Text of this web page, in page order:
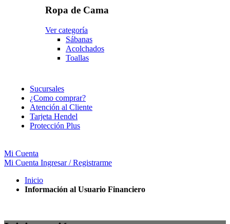
Ropa de Cama
Ver categoría
Sábanas
Acolchados
Toallas
Sucursales
¿Como comprar?
Atención al Cliente
Tarjeta Hendel
Protección Plus
Mi Cuenta
Mi Cuenta Ingresar / Registrarme
Inicio
Información al Usuario Financiero